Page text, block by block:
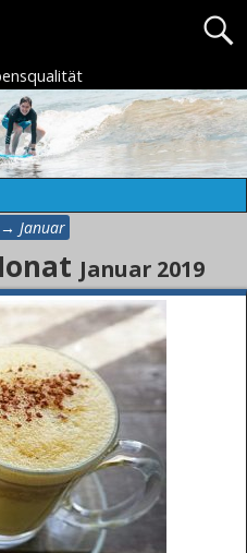
→ Januar
Januar 2019